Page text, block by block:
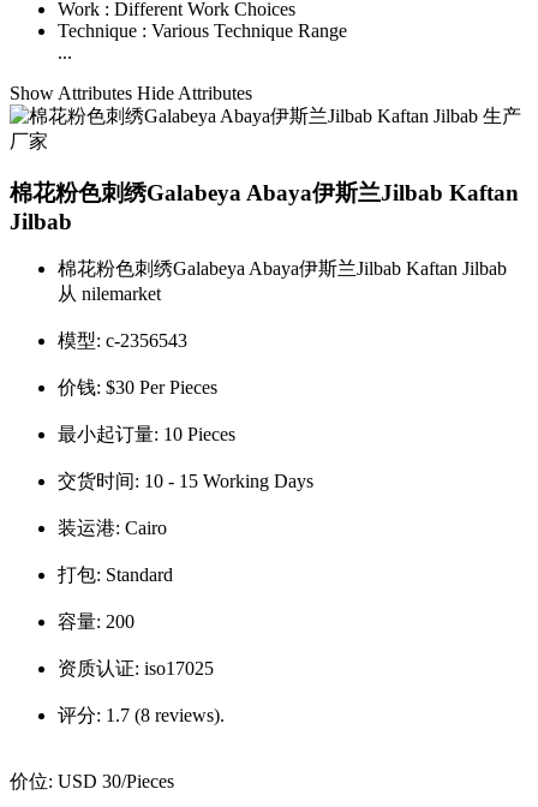
Work : Different Work Choices
Technique : Various Technique Range
...
Show Attributes Hide Attributes
棉花粉色刺绣Galabeya Abaya伊斯兰Jilbab Kaftan
Jilbab
棉花粉色刺绣Galabeya Abaya伊斯兰Jilbab Kaftan Jilbab
从 nilemarket
模型: c-2356543
价钱: $30 Per Pieces
最小起订量: 10 Pieces
交货时间: 10 - 15 Working Days
装运港: Cairo
打包: Standard
容量: 200
资质认证: iso17025
评分: 1.7 (8 reviews).
价位: USD 30/Pieces